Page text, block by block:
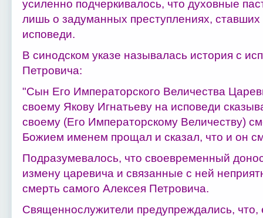
усиленно подчеркивалось, что духовные
лишь о задуманных преступлениях,
исповеди.
В синодском указе называлась история с
Петровича:
"Сын Его Императорского Величества
своему Якову Игнатьеву на исповеди
своему (Его Императорскому Величеству)
Божием именем прощал и сказал, что и он
Подразумевалось, что своевременный
измену царевича и связанные с ней
смерть самого Алексея Петровича.
Священнослужители предупреждались, что,